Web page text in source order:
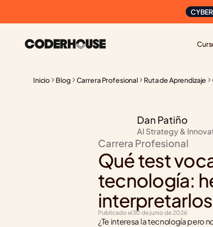
Inicio Blog Carrera Profesional Ruta de Aprendizaje
Dan Patiño
AI Strategy &
Carrera Profesional
Qué test
tecnología:
interpretarlos
Publicado el30 de junio de 2026
¿Te interesa la tecnología pero